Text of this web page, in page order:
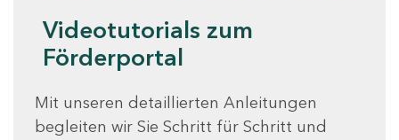
Videotutorials zum
Förderportal
Mit unseren detaillierten Anleitungen
begleiten wir Sie Schritt für Schritt und